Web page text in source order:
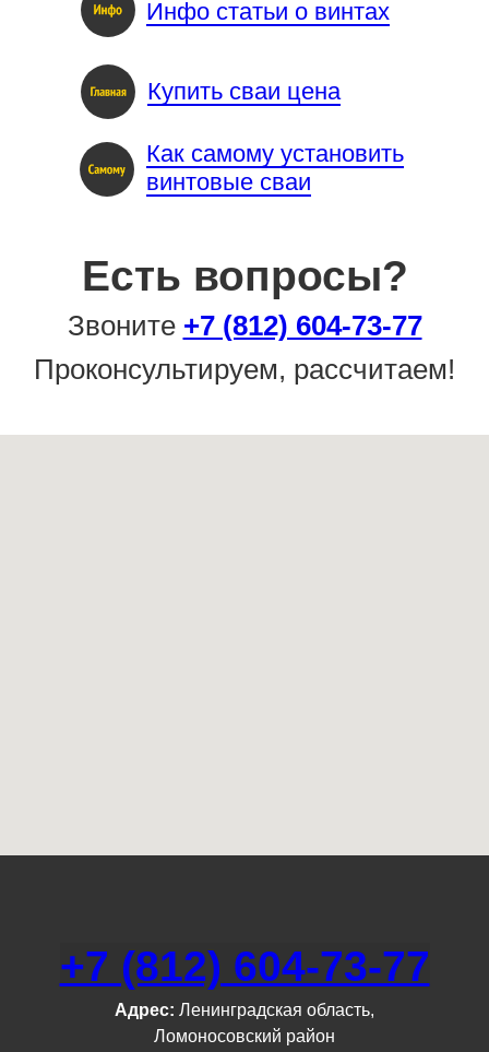
Инфо статьи о винтах
Купить сваи цена
Как самому установить
винтовые сваи
Есть вопросы?
Звоните +7 (812) 604-73-77
Проконсультируем, рассчитаем!
+7 (812) 604-73-77
Адрес: Ленинградская область,
Ломоносовский район